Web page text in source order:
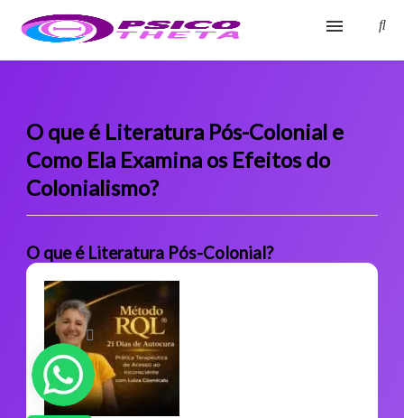
Blog
Glossário
Fale Conosco
O que é Literatura Pós-Colonial e
Como Ela Examina os Efeitos do
Colonialismo?
O que é Literatura Pós-Colonial?